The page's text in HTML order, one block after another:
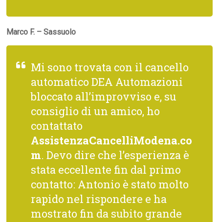
Marco F. – Sassuolo
Mi sono trovata con il cancello
automatico DEA Automazioni
bloccato all’improvviso e, su
consiglio di un amico, ho
contattato
AssistenzaCancelliModena.co
m. Devo dire che l’esperienza è
stata eccellente fin dal primo
contatto: Antonio è stato molto
rapido nel rispondere e ha
mostrato fin da subito grande